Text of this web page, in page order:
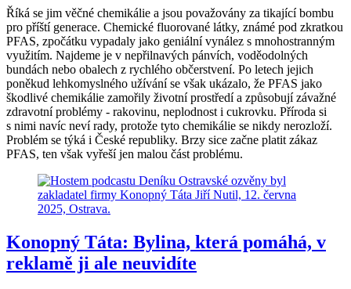
Říká se jim věčné chemikálie a jsou považovány za tikající bombu
pro příští generace. Chemické fluorované látky, známé pod zkratkou
PFAS, zpočátku vypadaly jako geniální vynález s mnohostranným
využitím. Najdeme je v nepřilnavých pánvích, voděodolných
bundách nebo obalech z rychlého občerstvení. Po letech jejich
poněkud lehkomyslného užívání se však ukázalo, že PFAS jako
škodlivé chemikálie zamořily životní prostředí a způsobují závažné
zdravotní problémy - rakovinu, neplodnost i cukrovku. Příroda si
s nimi navíc neví rady, protože tyto chemikálie se nikdy nerozloží.
Problém se týká i České republiky. Brzy sice začne platit zákaz
PFAS, ten však vyřeší jen malou část problému.
Konopný Táta: Bylina, která pomáhá, v
reklamě ji ale neuvidíte